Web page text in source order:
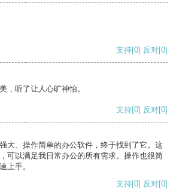
支持[0] 反对[0]
，听了让人心旷神怡。
支持[0] 反对[0]
大、操作简单的办公软件，终于找到了它。这
可以满足我日常办公的所有需求。操作也很简
上手。
支持[0] 反对[0]